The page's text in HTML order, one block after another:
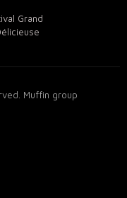
Grand
Muffin group